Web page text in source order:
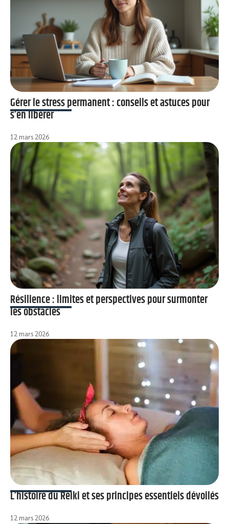
Gérer le stress permanent : conseils et astuces pour
s’en libérer
12 mars 2026
Résilience : limites et perspectives pour surmonter
les obstacles
12 mars 2026
L’histoire du Reiki et ses principes essentiels dévoilés
12 mars 2026